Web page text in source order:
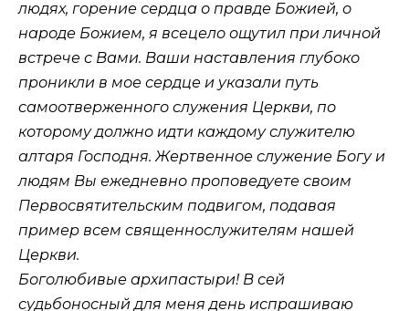
людях, горение сердца о правде Божией, о
народе Божием, я всецело ощутил при личной
встрече с Вами. Ваши наставления глубоко
проникли в мое сердце и указали путь
самоотверженного служения Церкви, по
которому должно идти каждому служителю
алтаря Господня. Жертвенное служение Богу и
людям Вы ежедневно проповедуете своим
Первосвятительским подвигом, подавая
пример всем священнослужителям нашей
Церкви.
Боголюбивые архипастыри! В сей
судьбоносный для меня день испрашиваю